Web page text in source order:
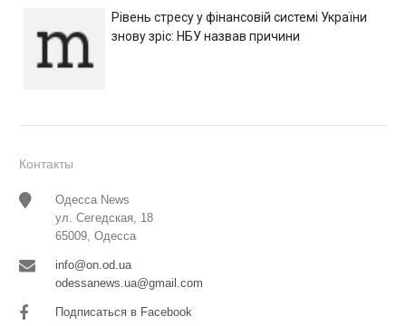
Рівень стресу у фінансовій системі України
знову зріс: НБУ назвав причини
Контакты
Одесса News
ул. Сегедская, 18
65009, Одесса
info@on.od.ua
odessanews.ua@gmail.com
Подписаться в Facebook